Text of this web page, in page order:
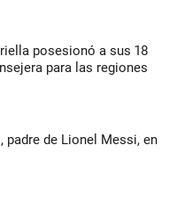
posesionó a sus 18
para las regiones
padre de Lionel Messi, en